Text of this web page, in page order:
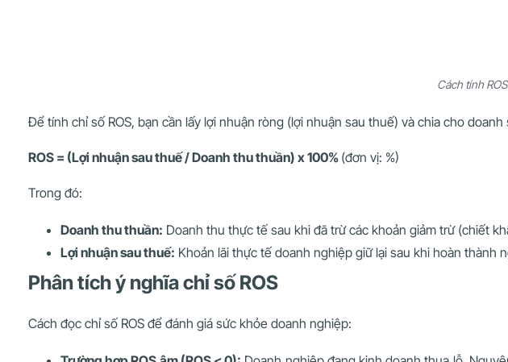
Cách tính
Để tính chỉ số ROS, bạn cần lấy lợi nhuận ròng (lợi nhuận sau thuế) và chia cho
ROS = (Lợi nhuận sau thuế / Doanh thu thuần) x 100% (đơn vị: %)
Trong đó:
Doanh thu thuần: Doanh thu thực tế sau khi đã trừ các khoản giảm trừ (chiết
Lợi nhuận sau thuế: Khoản lãi thực tế doanh nghiệp giữ lại sau khi hoàn thành
Phân tích ý nghĩa chỉ số ROS
Cách đọc chỉ số ROS để đánh giá sức khỏe doanh nghiệp: